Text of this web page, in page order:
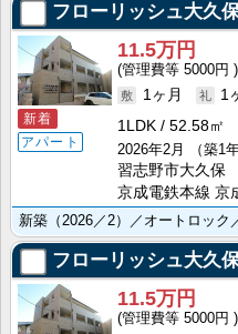
フローリッシュ大久
新着
アパート
11.5万円
5000円
1ヶ月
1
1LDK
52.58㎡
2026年2月
（築1
習志野市大久保
京成電鉄本線 京
フローリッシュ大久
11.5万円
5000円